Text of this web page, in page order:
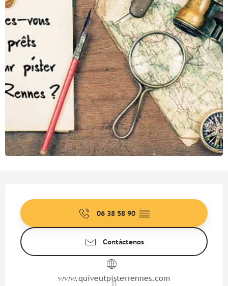
06 38 58 90 ▒▒
Contáctenos
www.quiveutpisterrennes.com